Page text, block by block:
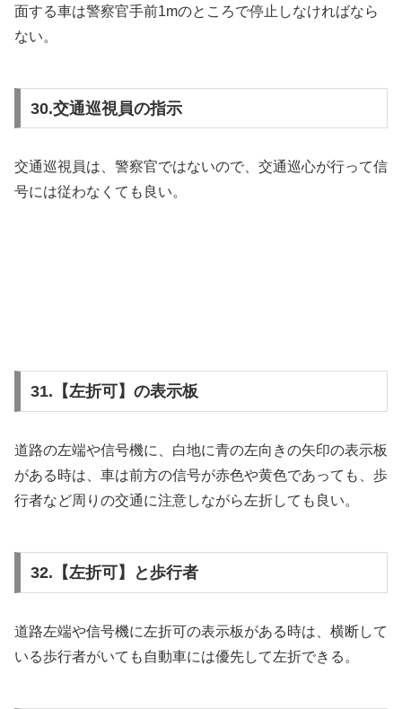
面する車は警察官手前1mのところで停止しなければなら
ない。
30.交通巡視員の指示
交通巡視員は、警察官ではないので、交通巡心が行って信
号には従わなくても良い。
31.【左折可】の表示板
道路の左端や信号機に、白地に青の左向きの矢印の表示板
がある時は、車は前方の信号が赤色や黄色であっても、歩
行者など周りの交通に注意しながら左折しても良い。
32.【左折可】と歩行者
道路左端や信号機に左折可の表示板がある時は、横断して
いる歩行者がいても自動車には優先して左折できる。